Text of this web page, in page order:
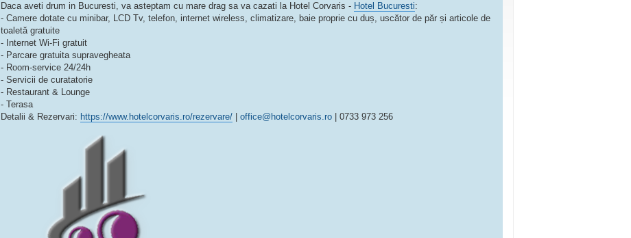
Daca aveti drum in Bucuresti, va asteptam cu mare drag sa va cazati la Hotel Corvaris - Hotel Bucuresti:
- Camere dotate cu minibar, LCD Tv, telefon, internet wireless, climatizare, baie proprie cu duș, uscător de păr și articole de
toaletă gratuite
- Internet Wi-Fi gratuit
- Parcare gratuita supravegheata
- Room-service 24/24h
- Servicii de curatatorie
- Restaurant & Lounge
- Terasa
Detalii & Rezervari: https://www.hotelcorvaris.ro/rezervare/ office@hotelcorvaris.ro | 0733 973 256